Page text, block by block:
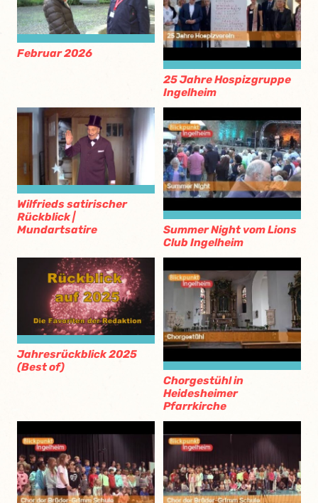
Februar 2026
25 Jahre Hospizgruppe
Ingelheim
Wilfrieds satirischer
Rückblick |
Mundartsatire
Summer Night vom Lions
Club Ingelheim
Jahresrückblick 2025
(Best of)
Chorgestühl in
Heidesheimer
Pfarrkirche